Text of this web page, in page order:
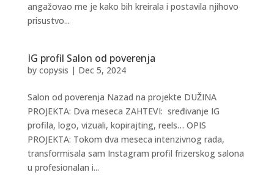
angažovao me je kako bih kreirala i postavila njihovo
prisustvo...
IG profil Salon od poverenja
by copysis | Dec 5, 2024
Salon od poverenja Nazad na projekte DUŽINA
PROJEKTA: Dva meseca ZAHTEVI: sređivanje IG
profila, logo, vizuali, kopirajting, reels… OPIS
PROJEKTA: Tokom dva meseca intenzivnog rada,
transformisala sam Instagram profil frizerskog salona
u profesionalan i...